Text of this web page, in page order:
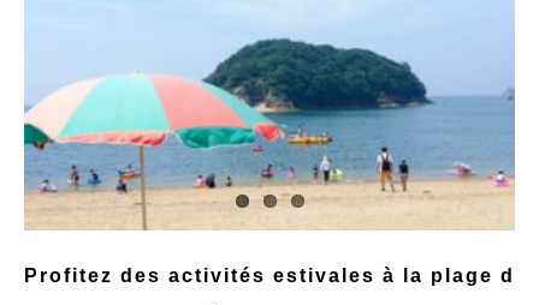
Profitez des activités estivales à la plage d